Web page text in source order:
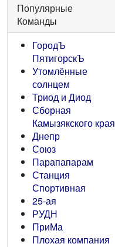
Популярные
Команды
ГородЪ
ПятигорскЪ
Утомлённые
солнцем
Триод и Диод
Сборная
Камызякского края
Днепр
Союз
Парапапарам
Станция
Спортивная
25-ая
РУДН
ПриМа
Плохая компания